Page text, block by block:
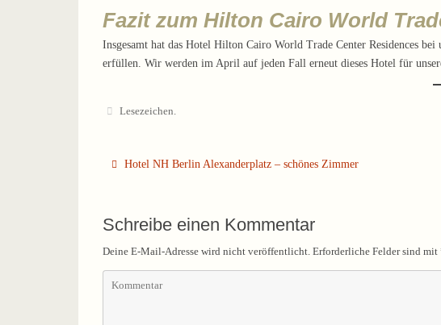
Fazit zum Hilton Cairo World
Insgesamt hat das Hotel Hilton Cairo World Trade Center Residences
erfüllen. Wir werden im April auf jeden Fall erneut dieses Hotel für
Lesezeichen.
Hotel NH Berlin Alexanderplatz – schönes Zimmer
Schreibe einen Kommentar
Deine E-Mail-Adresse wird nicht veröffentlicht. Erforderliche Felder sind mit